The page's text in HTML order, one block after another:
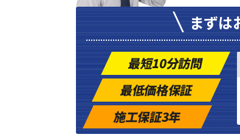
まずは
最短10分訪問
最低価格保証
施工保証3年